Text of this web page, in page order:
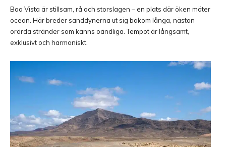
Boa Vista är stillsam, rå och storslagen – en plats där öken möter
ocean. Här breder sanddynerna ut sig bakom långa, nästan
orörda stränder som känns oändliga. Tempot är långsamt,
exklusivt och harmoniskt.